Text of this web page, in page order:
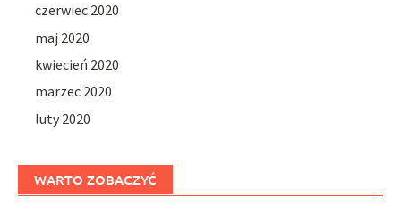
czerwiec 2020
maj 2020
kwiecień 2020
marzec 2020
luty 2020
WARTO ZOBACZYĆ